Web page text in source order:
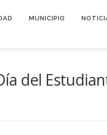
MUNICIPIO
del